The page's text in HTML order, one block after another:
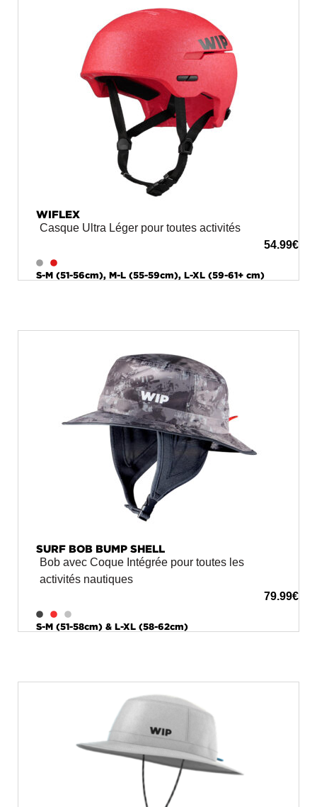
WIFLEX
Casque Ultra Léger pour toutes activités
54.99€
S-M (51-56cm), M-L (55-59cm), L-XL (59-61+ cm)
SURF BOB BUMP SHELL
Bob avec Coque Intégrée pour toutes les
activités nautiques
79.99€
S-M (51-58cm) & L-XL (58-62cm)